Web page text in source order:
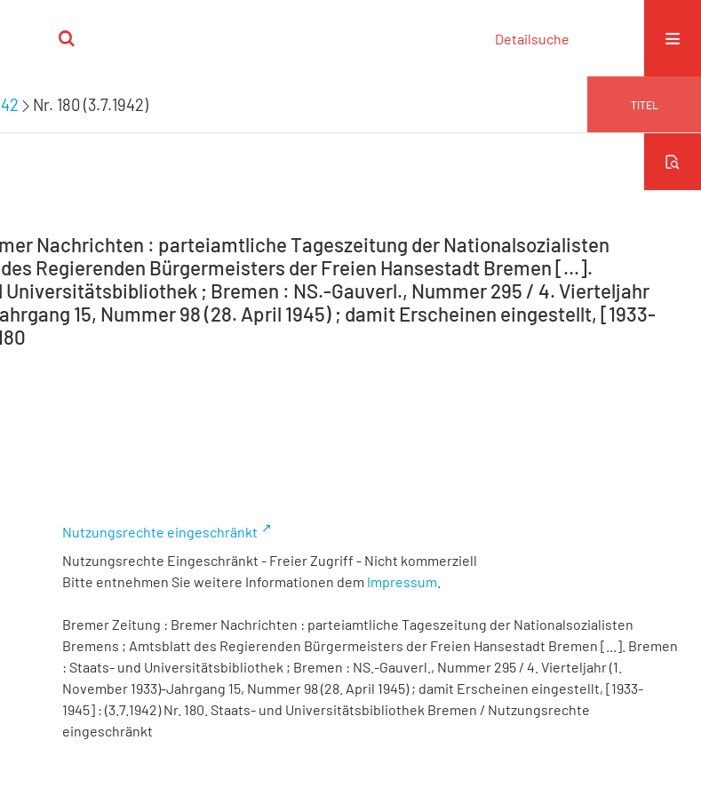
Detailsuche
Nr. 180 (3.7.1942) TITEL
Nachrichten : parteiamtliche Tageszeitung der Nationalsozialisten
Regierenden Bürgermeisters der Freien Hansestadt Bremen [...].
Universitätsbibliothek ; Bremen : NS.-Gauverl., Nummer 295 / 4. Vierteljahr
15, Nummer 98 (28. April 1945) ; damit Erscheinen eingestellt, [1933-
Nutzungsrechte eingeschränkt
Nutzungsrechte Eingeschränkt - Freier Zugriff - Nicht kommerziell
Bitte entnehmen Sie weitere Informationen dem Impressum
Bremer Zeitung : Bremer Nachrichten : parteiamtliche Tageszeitung der Nationalsozialisten
Bremens ; Amtsblatt des Regierenden Bürgermeisters der Freien Hansestadt Bremen [...]. Bremen
: Staats- und Universitätsbibliothek ; Bremen : NS.-Gauverl., Nummer 295 / 4. Vierteljahr (1.
November 1933)-Jahrgang 15, Nummer 98 (28. April 1945) ; damit Erscheinen eingestellt, [1933-
1945] : (3.7.1942) Nr. 180. Staats- und Universitätsbibliothek Bremen / Nutzungsrechte
eingeschränkt